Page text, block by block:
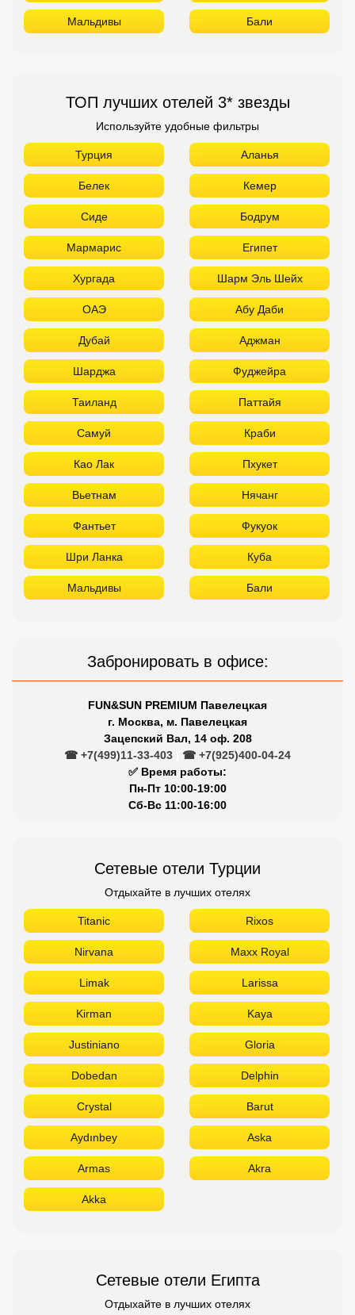
Мальдивы Бали
ТОП лучших отелей 3* звезды
Используйте удобные фильтры
Турция Аланья
Белек Кемер
Сиде Бодрум
Мармарис Египет
Хургада Шарм Эль Шейх
ОАЭ Абу Даби
Дубай Аджман
Шарджа Фуджейра
Таиланд Паттайя
Самуй Краби
Као Лак Пхукет
Вьетнам Нячанг
Фантьет Фукуок
Шри Ланка Куба
Мальдивы Бали
Забронировать в офисе:
FUN&SUN PREMIUM Павелецкая
г. Москва, м. Павелецкая
Зацепский Вал, 14 оф. 208
☎ +7(499)11-33-403
☎ +7(925)400-04-24
✅ Время работы:
Пн-Пт 10:00-19:00
Сб-Вс 11:00-16:00
Сетевые отели Турции
Отдыхайте в лучших отелях
Titanic Rixos
Nirvana Maxx Royal
Limak Larissa
Kirman Kaya
Justiniano Gloria
Dobedan Delphin
Crystal Barut
Aydınbey Aska
Armas Akra
Akka
Сетевые отели Египта
Отдыхайте в лучших отелях